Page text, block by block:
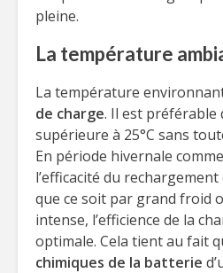
pleine.
La température
La température
de charge. Il est préférable
supérieure à 25°C sans
En période hivernale
l’efficacité du
que ce soit par grand froid
intense, l’efficience de la
optimale. Cela tient au fait
chimiques de la batterie